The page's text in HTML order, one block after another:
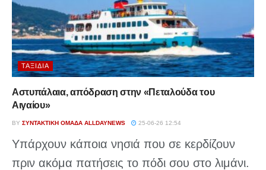
ΤΑΞΊΔΙΑ
Αστυπάλαια, απόδραση στην «Πεταλούδα του
Αιγαίου»
BY ΣΥΝΤΑΚΤΙΚΉ ΟΜΆΔΑ ALLDAYNEWS 25-06-26 12:54
Υπάρχουν κάποια νησιά που σε κερδίζουν
πριν ακόμα πατήσεις το πόδι σου στο λιμάνι.